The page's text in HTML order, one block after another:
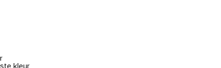
kleur